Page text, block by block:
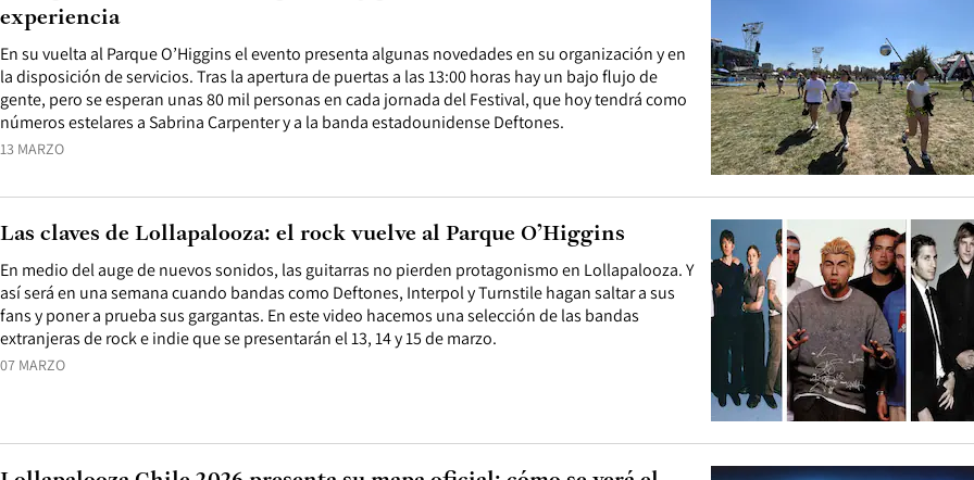
13 MARZO
En su vuelta al Parque O’Higgins el evento presenta algunas novedades en su organización y en
la disposición de servicios. Tras la apertura de puertas a las 13:00 horas hay un bajo flujo de
gente, pero se esperan unas 80 mil personas en cada jornada del Festival, que hoy tendrá como
números estelares a Sabrina Carpenter y a la banda estadounidense Deftones.
experiencia
07 MARZO
En medio del auge de nuevos sonidos, las guitarras no pierden protagonismo en Lollapalooza. Y
así será en una semana cuando bandas como Deftones, Interpol y Turnstile hagan saltar a sus
fans y poner a prueba sus gargantas. En este video hacemos una selección de las bandas
extranjeras de rock e indie que se presentarán el 13, 14 y 15 de marzo.
Las claves de Lollapalooza: el rock vuelve al Parque O’Higgins